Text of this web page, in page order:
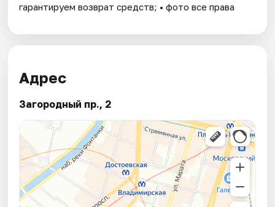
гарантируем возврат средств; • фото все права
Адрес
Загородный пр., 2